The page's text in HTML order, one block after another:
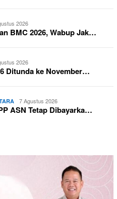
2026
BMC 2026, Wabup Jak…
2026
Ditunda ke November…
7 Agustus 2026
ASN Tetap Dibayarka…